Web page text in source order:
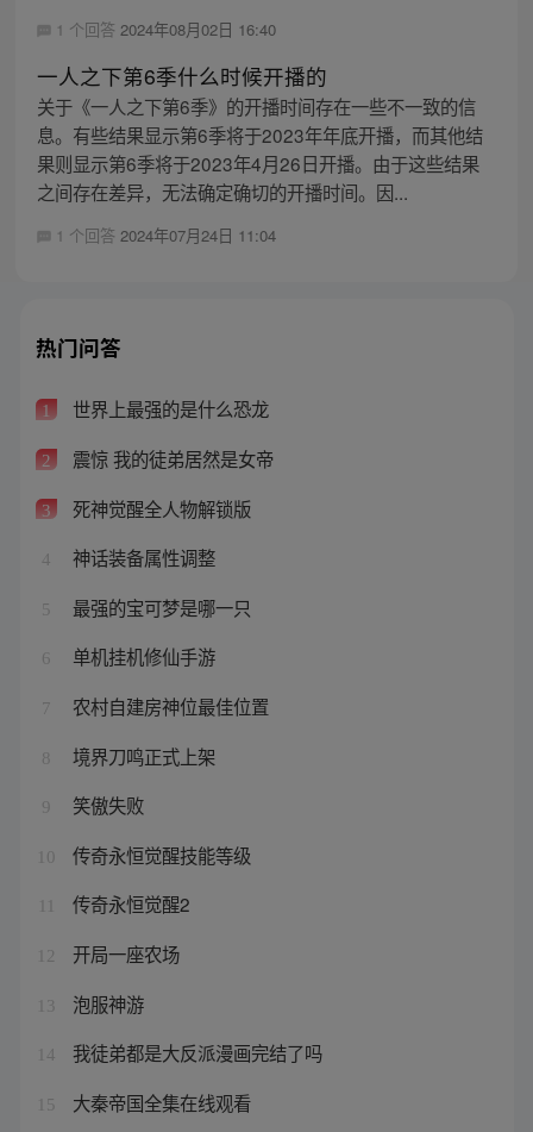
1 个回答 2024年08月02日 16:40
一人之下第6季什么时候开播的
关于《一人之下第6季》的开播时间存在一些不一致的信
息。有些结果显示第6季将于2023年年底开播，而其他结
果则显示第6季将于2023年4月26日开播。由于这些结果
之间存在差异，无法确定确切的开播时间。因...
1 个回答 2024年07月24日 11:04
热门问答
1 世界上最强的是什么恐龙
2 震惊 我的徒弟居然是女帝
3 死神觉醒全人物解锁版
4 神话装备属性调整
5 最强的宝可梦是哪一只
6 单机挂机修仙手游
7 农村自建房神位最佳位置
8 境界刀鸣正式上架
9 笑傲失败
10 传奇永恒觉醒技能等级
传奇永恒觉醒2
12 开局一座农场
13 泡服神游
14 我徒弟都是大反派漫画完结了吗
15 大秦帝国全集在线观看